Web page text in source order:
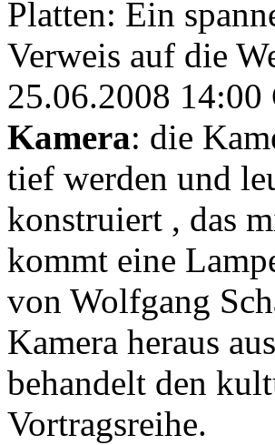
Platten: Ein
Verweis auf die
25.06.2008 14:00
Kamera: die
tief werden und
konstruiert , das
kommt eine
von Wolfgang
Kamera heraus
behandelt den
Vortragsreihe.